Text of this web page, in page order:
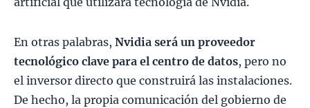
En otras palabras, Nvidia será un proveedor
tecnológico clave para el centro de datos, pero no
el inversor directo que construirá las instalaciones.
De hecho, la propia comunicación del gobierno de